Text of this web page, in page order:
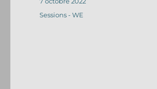
le
Catégories
Sessions - WE